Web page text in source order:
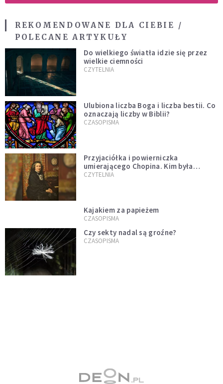
REKOMENDOWANE DLA CIEBIE /
POLECANE ARTYKUŁY
Do wielkiego światła idzie się przez
wielkie ciemności
CZYTELNIA
Ulubiona liczba Boga i liczba bestii. Co
oznaczają liczby w Biblii?
CZASOPISMA
Przyjaciółka i powierniczka
umierającego Chopina. Kim była
Marcelina Czartoryska?
CZYTELNIA
Kajakiem za papieżem
CZASOPISMA
Czy sekty nadal są groźne?
CZASOPISMA